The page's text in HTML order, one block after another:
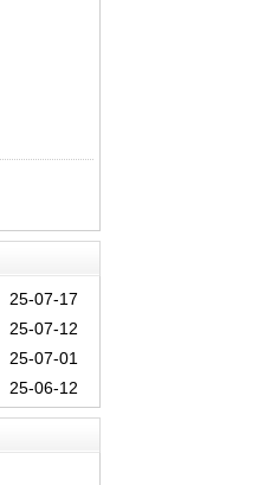
25-07-17
25-07-12
25-07-01
25-06-12